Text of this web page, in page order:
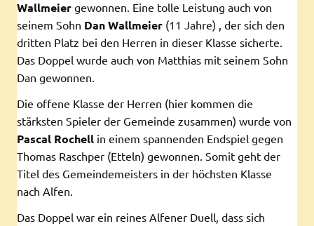
Wallmeier gewonnen. Eine tolle Leistung auch von
seinem Sohn Dan Wallmeier (11 Jahre) , der sich den
dritten Platz bei den Herren in dieser Klasse sicherte.
Das Doppel wurde auch von Matthias mit seinem Sohn
Dan gewonnen.
Die offene Klasse der Herren (hier kommen die
stärksten Spieler der Gemeinde zusammen) wurde von
Pascal Rochell in einem spannenden Endspiel gegen
Thomas Raschper (Etteln) gewonnen. Somit geht der
Titel des Gemeindemeisters in der höchsten Klasse
nach Alfen.
Das Doppel war ein reines Alfener Duell, dass sich